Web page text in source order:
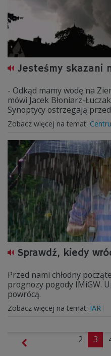
Jesteśmy skazani
- Odkąd mamy wodę na
mówi Jacek Błoniarz-
Synoptycy ostrzegają
Zobacz więcej na temat:
Sprawdź, kiedy
Przed nami chłodny
prognozy pogody IMiGW.
powrócą.
Zobacz więcej na temat: IAR
2 3